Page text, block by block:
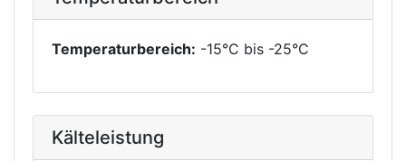
Temperaturbereich: -15°C bis -25°C
Kälteleistung